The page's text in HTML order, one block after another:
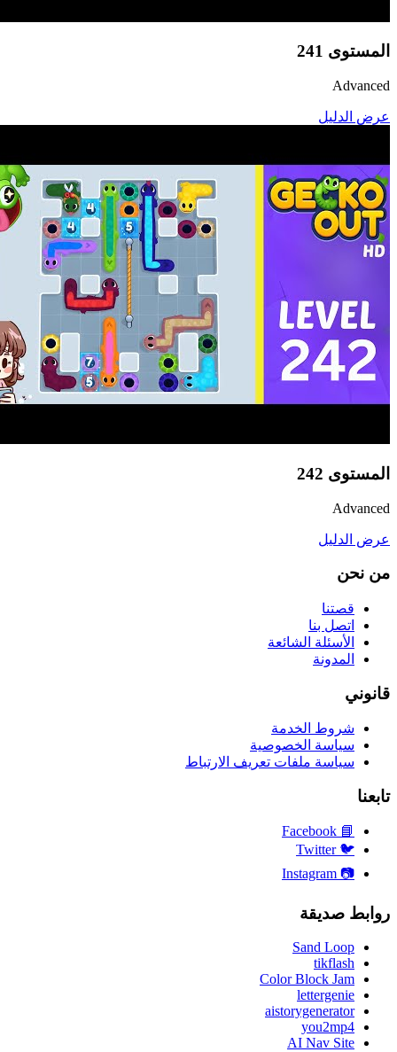
المستوى 241
Advanced
عرض الدليل
المستوى 242
Advanced
عرض الدليل
من نحن
قصتنا
اتصل بنا
الأسئلة الشائعة
المدونة
قانوني
شروط الخدمة
سياسة الخصوصية
سياسة ملفات تعريف الارتباط
تابعنا
📘
🐦
Twitter
📷
روابط صديقة
Sand Loop
tikflash
Color Block Jam
lettergenie
aistorygenerator
you2mp4
AI Nav Site